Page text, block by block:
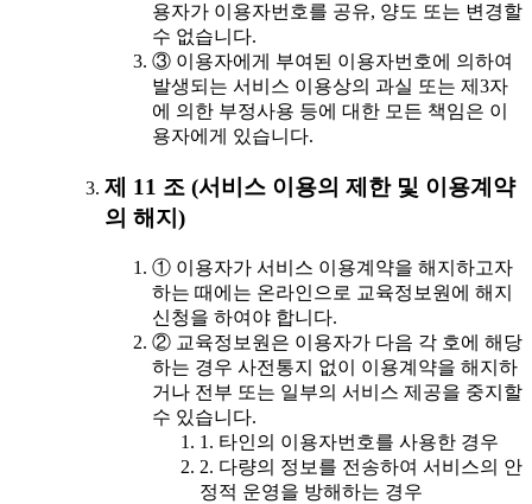
용자가 이용자번호를 공유, 양도 또는 변경할
수 없습니다.
③ 이용자에게 부여된 이용자번호에 의하여
발생되는 서비스 이용상의 과실 또는 제3자
에 의한 부정사용 등에 대한 모든 책임은 이
용자에게 있습니다.
제 11 조 (서비스 이용의 제한 및 이용계약
의 해지)
① 이용자가 서비스 이용계약을 해지하고자
하는 때에는 온라인으로 교육정보원에 해지
신청을 하여야 합니다.
② 교육정보원은 이용자가 다음 각 호에 해당
하는 경우 사전통지 없이 이용계약을 해지하
거나 전부 또는 일부의 서비스 제공을 중지할
수 있습니다.
1. 타인의 이용자번호를 사용한 경우
2. 다량의 정보를 전송하여 서비스의 안
정적 운영을 방해하는 경우